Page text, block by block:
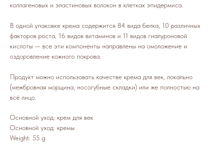
коллагеновых и эластиновых волокон в клетках эпидермиса.
В одной упаковке крема содержится 84 вида белка, 10 различных
факторов роста, 16 видов витаминов и 11 видов гиалуроновой
кислоты — все эти компоненты направлены на омоложение и
оздоровление кожного покрова.
Продукт можно использовать качестве крема для век, локально
(межбровная морщина, носогубные складки) или же полностью на
всё лицо.
Основной уход: крем для век
Основной уход: кремы
Weight: 55 g